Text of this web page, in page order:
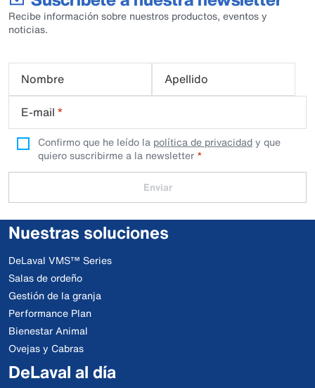
Recibe información sobre nuestros productos, eventos y
noticias.
Nombre
Apellido
E-mail *
Confirmo que he leído la política de privacidady que
quiero suscribirme a la newsletter
Enviar
Nuestras soluciones
DeLaval VMS™ Series
Salas de ordeño
Gestión de la granja
Performance Plan
Bienestar Animal
Ovejas y Cabras
DeLaval al día